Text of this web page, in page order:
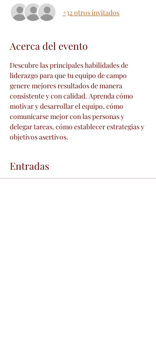
+32 otros invitados
Acerca del evento
Descubre las principales habilidades de
liderazgo para que tu equipo de campo
genere mejores resultados de manera
consistente y con calidad. Aprenda cómo
motivar y desarrollar el equipo, cómo
comunicarse mejor con las personas y
delegar tareas, cómo establecer estrategias y
objetivos asertivos.
Entradas